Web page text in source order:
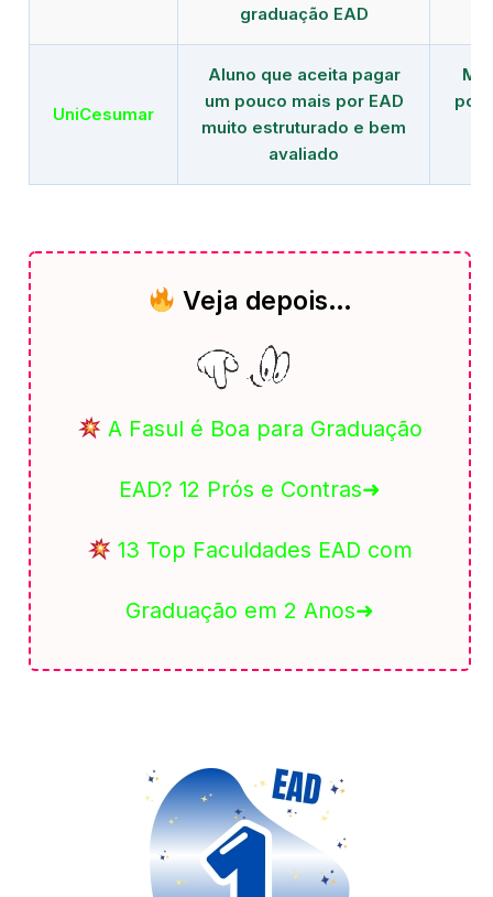
graduação EAD
UniCesumar
Aluno que aceita pagar
um pouco mais por EAD
muito estruturado e bem
avaliado
Veja depois…
A Fasul é Boa para Graduação
EAD? 12 Prós e Contras➜
13 Top Faculdades EAD com
Graduação em 2 Anos➜